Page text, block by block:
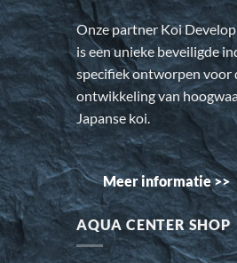
Onze partner Koi
is een unieke beveiligde
specifiek ontworpen voor
ontwikkeling van
Japanse koi.
Meer informatie >>
AQUA CENTER SHOP